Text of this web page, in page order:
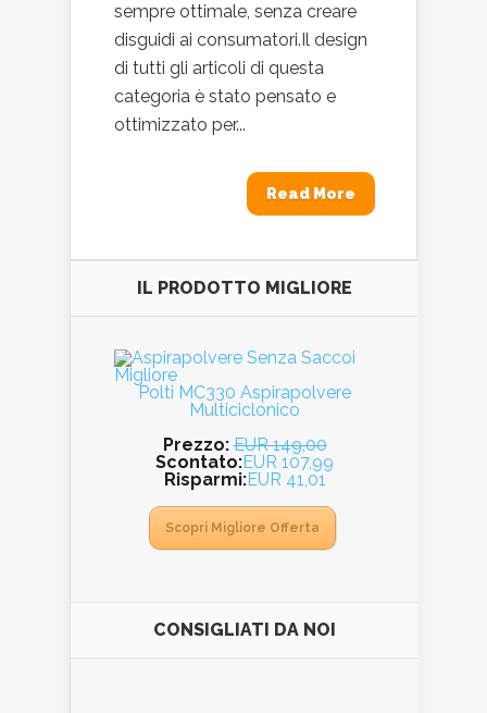
sempre ottimale, senza creare
disguidi ai consumatori.Il design
di tutti gli articoli di questa
categoria è stato pensato e
ottimizzato per...
Read More
IL PRODOTTO MIGLIORE
Polti MC330 Aspirapolvere
Multiciclonico
Prezzo:EUR 149,00
Scontato:EUR 107,99
Risparmi:EUR 41,01
Scopri Migliore Offerta
CONSIGLIATI DA NOI